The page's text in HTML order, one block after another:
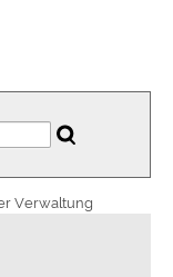
Verwaltung